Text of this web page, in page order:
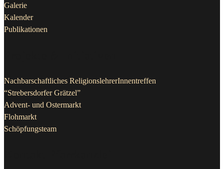
Galerie
Kalender
Publikationen
Nachbarschaftliches ReligionslehrerInnentreffen
“Strebersdorfer Grätzel”
Advent- und Ostermarkt
Flohmarkt
Schöpfungsteam